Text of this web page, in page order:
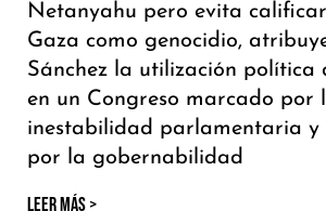
Netanyahu pero evita
Gaza como genocidio,
Sánchez la utilización política
en un Congreso marcado por
inestabilidad parlamentaria y
por la gobernabilidad
LEER MÁS >